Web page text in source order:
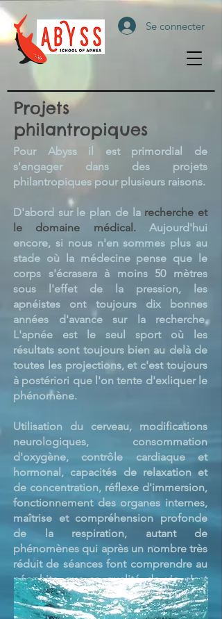
Se connecter
Projets
philantropiques
Pour Abyss il est primordial de
s'engager dans des projets
philantropiques pour plusieurs raisons.
D'abord sur le plan de la recherche et
le domaine médical.Aujourd'hui
encore, si nous n'en sommes plus au
stade où la médecine pense que le
corps s'écrasera à moins 50 mètres
sous l'effet de la pression, les
apnéistes ont toujours dix bonnes
années d'avance sur la recherche.
L'apnée est le seul sport où les
résultats sont toujours bien au delà de
toutes les projections, et c'est toujours
à postériori que l'on tente d'exliquer le
phénomène.
Utilisation du cerveau, modifications
neurologiques, consommation
d'oxygène, contrôle cardiaque et
hormonal, capacités de relaxation et
de concentration, réflexe d'immersion,
fonctionnement des organes internes,
maîtrise et compréhension profonde
de la respiration, autant de
phénomènes qui après un nombre très
réduit de séances font comprendre au
néophite que sa qualité de vie s'est
résolument modifiée pour le meilleur.